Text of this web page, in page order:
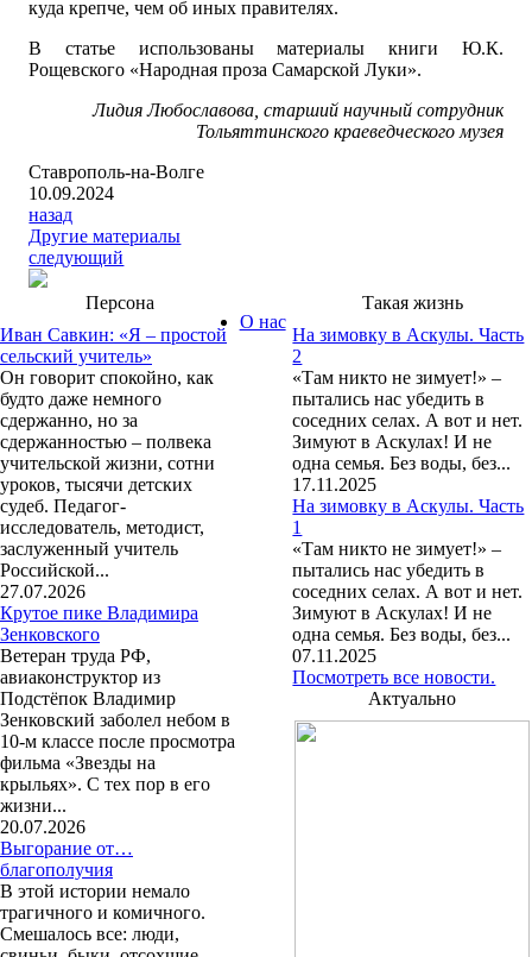
куда крепче, чем об иных правителях.
В статье использованы материалы книги Ю.К.
Рощевского «Народная проза Самарской Луки».
Лидия Любославова, старший научный сотрудник
Тольяттинского краеведческого музея
Ставрополь-на-Волге
10.09.2024
назад
Другие материалы
следующий
Персона
Иван Савкин: «Я – простой
сельский учитель»
Он говорит спокойно, как
будто даже немного
сдержанно, но за
сдержанностью – полвека
учительской жизни, сотни
уроков, тысячи детских
судеб. Педагог-
исследователь, методист,
заслуженный учитель
Российской...
27.07.2026
Крутое пике Владимира
Зенковского
Ветеран труда РФ,
авиаконструктор из
Подстёпок Владимир
Зенковский заболел небом в
10-м классе после просмотра
фильма «Звезды на
крыльях». С тех пор в его
жизни...
20.07.2026
Выгорание от…
благополучия
В этой истории немало
трагичного и комичного.
Смешалось все: люди,
Такая жизнь
На зимовку в Аскулы. Часть
2
«Там никто не зимует!» –
пытались нас убедить в
соседних селах. А вот и нет.
Зимуют в Аскулах! И не
одна семья. Без воды, без...
17.11.2025
На зимовку в Аскулы. Часть
1
«Там никто не зимует!» –
пытались нас убедить в
соседних селах. А вот и нет.
Зимуют в Аскулах! И не
одна семья. Без воды, без...
07.11.2025
Посмотреть все новости.
Актуально
О нас